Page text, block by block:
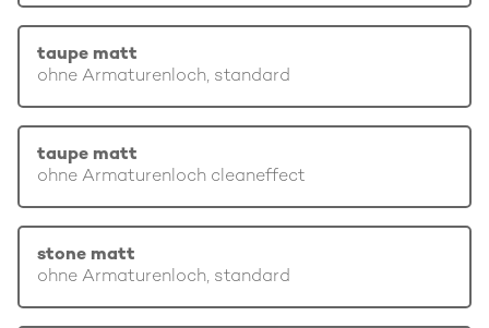
taupe matt
ohne Armaturenloch, standard
taupe matt
ohne Armaturenloch cleaneffect
stone matt
ohne Armaturenloch, standard